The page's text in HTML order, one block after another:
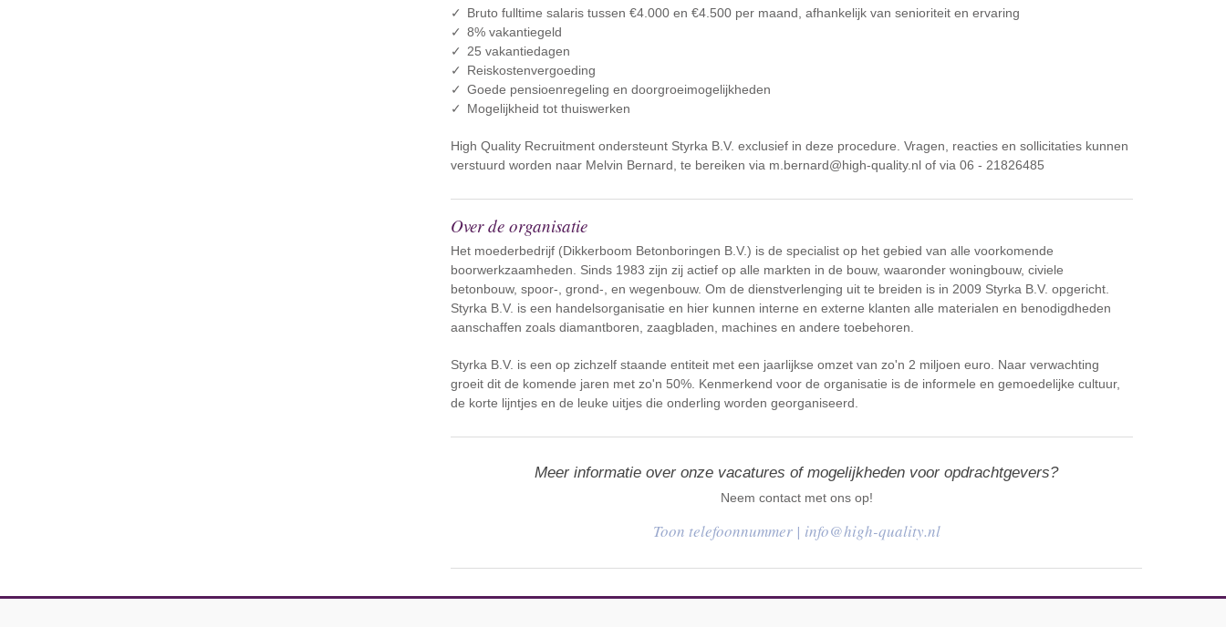
Bruto fulltime salaris tussen €4.000 en €4.500 per maand, afhankelijk van senioriteit en ervaring
8% vakantiegeld
25 vakantiedagen
Reiskostenvergoeding
Goede pensioenregeling en doorgroeimogelijkheden
Mogelijkheid tot thuiswerken
High Quality Recruitment ondersteunt Styrka B.V. exclusief in deze procedure. Vragen, reacties en sollicitaties kunnen
verstuurd worden naar Melvin Bernard, te bereiken via m.bernard@high-quality.nl of via 06 - 21826485
Over de organisatie
Het moederbedrijf (Dikkerboom Betonboringen B.V.) is de specialist op het gebied van alle voorkomende
boorwerkzaamheden. Sinds 1983 zijn zij actief op alle markten in de bouw, waaronder woningbouw, civiele
betonbouw, spoor-, grond-, en wegenbouw. Om de dienstverlenging uit te breiden is in 2009 Styrka B.V. opgericht.
Styrka B.V. is een handelsorganisatie en hier kunnen interne en externe klanten alle materialen en benodigdheden
aanschaffen zoals diamantboren, zaagbladen, machines en andere toebehoren.
Styrka B.V. is een op zichzelf staande entiteit met een jaarlijkse omzet van zo'n 2 miljoen euro. Naar verwachting
groeit dit de komende jaren met zo'n 50%. Kenmerkend voor de organisatie is de informele en gemoedelijke cultuur,
de korte lijntjes en de leuke uitjes die onderling worden georganiseerd.
Meer informatie over onze vacatures of mogelijkheden voor opdrachtgevers?
Neem contact met ons op!
| info@high-quality.nl